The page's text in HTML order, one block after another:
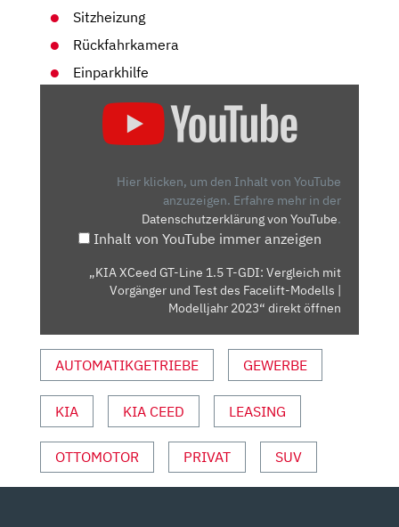
Sitzheizung
Rückfahrkamera
Einparkhilfe
VERGLEICH
VORGÄNGER
DES
FACELIFT-
MODELLS
2023“
VON
Hier klicken, um den Inhalt von YouTube
anzuzeigen. Erfahre mehr in der
Datenschutzerklärung von YouTube.
Inhalt von YouTube immer anzeigen
„KIA XCeed GT-Line 1.5 T-GDI: Vergleich mit
Vorgänger und Test des Facelift-Modells |
Modelljahr 2023“ direkt öffnen
AUTOMATIKGETRIEBE GEWERBE
KIA KIA CEED LEASING
OTTOMOTOR PRIVAT SUV